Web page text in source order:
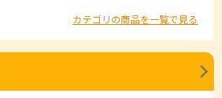
カテゴリの商品を一覧で見る